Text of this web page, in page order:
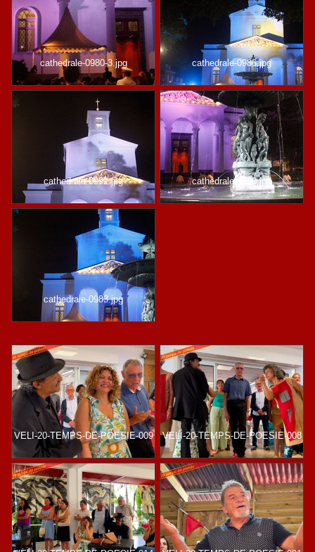
cathedrale-0980-3.jpg cathedrale-0986.jpg
cathedrale-0991.jpg cathedrale-0993.jpg
cathedrale-0983.jpg
VELI-20-TEMPS-DE-POESIE-009 VELI-20-TEMPS-DE-POESIE-008